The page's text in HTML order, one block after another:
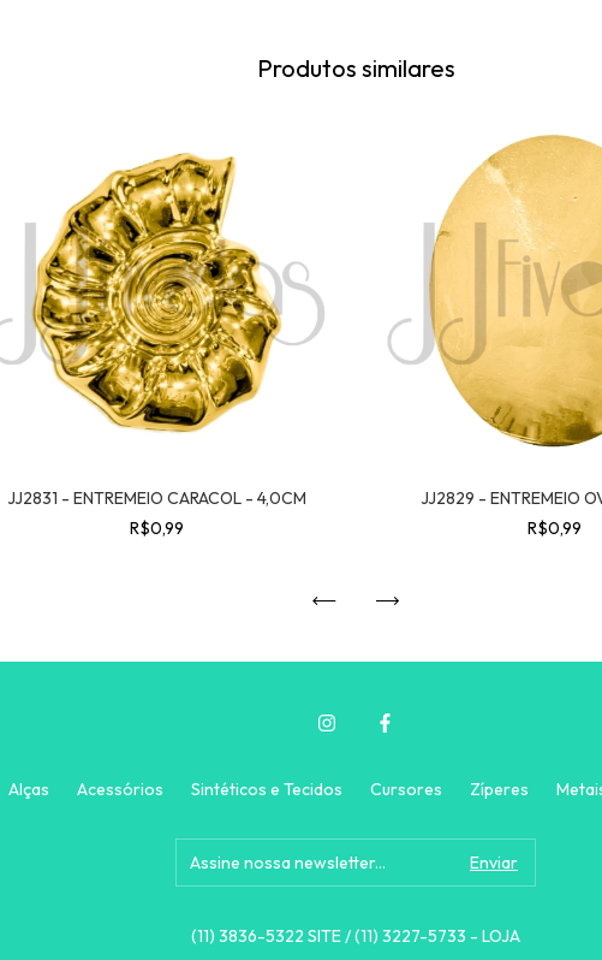
Produtos similares
JJ2831 - ENTREMEIO CARACOL - 4,0CM
R$0,99
JJ2829 - ENTREMEIO
R$0,99
Alças Acessórios Sintéticos e Tecidos Cursores Zíperes
(11) 3836-5322 SITE / (11) 3227-5733 - LOJA